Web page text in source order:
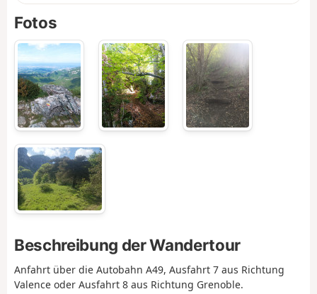
Fotos
Beschreibung der Wandertour
Anfahrt über die Autobahn A49, Ausfahrt 7 aus Richtung
Valence oder Ausfahrt 8 aus Richtung Grenoble.